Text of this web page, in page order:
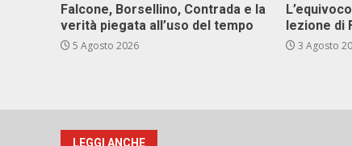
Falcone, Borsellino, Contrada e la
verità piegata all’uso del tempo
5 Agosto 2026
lezione di
3 Agosto
LEGGI ANCHE